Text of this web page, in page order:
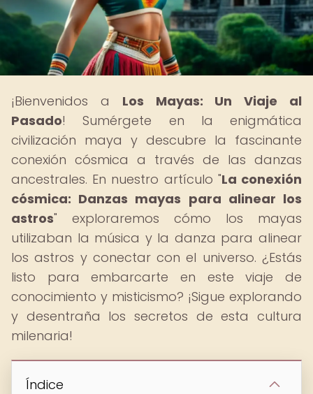
¡Bienvenidos a Los Mayas: Un Viaje al
Pasado! Sumérgete en la enigmática
civilización maya y descubre la fascinante
conexión cósmica a través de las danzas
ancestrales. En nuestro artículo "La conexión
cósmica: Danzas mayas para alinear los
astros" exploraremos cómo los mayas
utilizaban la música y la danza para alinear
los astros y conectar con el universo. ¿Estás
listo para embarcarte en este viaje de
conocimiento y misticismo? ¡Sigue explorando
y desentraña los secretos de esta cultura
milenaria!
Índice